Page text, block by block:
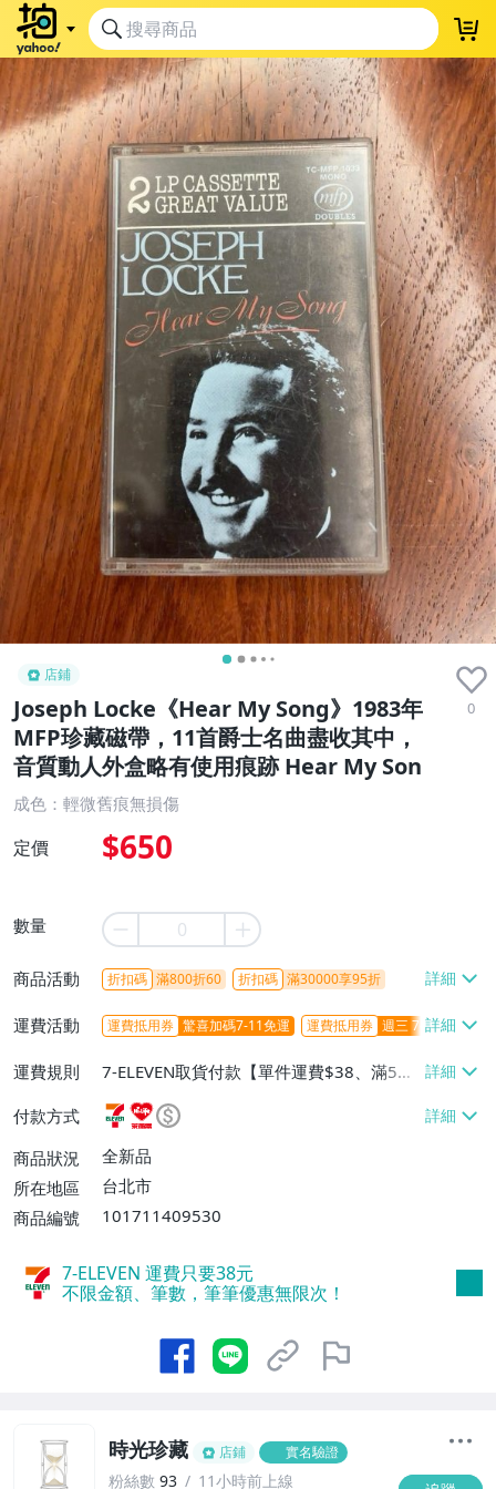
店鋪
Joseph Locke《Hear My Song》1983年
MFP珍藏磁帶，11首爵士名曲盡收其中，
音質動人外盒略有使用痕跡 Hear My Son
0
成色：輕微舊痕無損傷
定價 $650
數量
商品活動 折扣碼 滿800折60 折扣碼 滿30000享95折
運費活動 運費抵用券 驚喜加碼7-11免運 運費抵用券 週三 7-11取貨不
運費規則
7-ELEVEN取貨付款【單件運費$38、滿5件
或消費滿$1298免運費】、7-ELEVEN取貨
不付款【免運費】、萊爾富取貨付款【單件
運費$60、滿5件或消費滿$1298免運
費】、宅配/貨運【單件運費$120、滿5件
付款方式
商品狀況
全新品
所在地區
台北市
商品編號
101711409530
7-ELEVEN 運費只要38元
不限金額、筆數，筆筆優惠無限次！
時光珍藏 店鋪 實名驗證
粉絲數 93 11小時前上線